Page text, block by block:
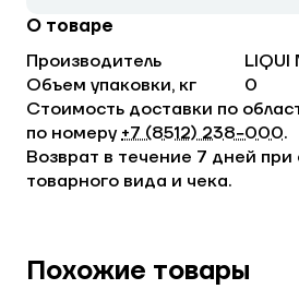
О товаре
Производитель
LIQUI
Объем упаковки, кг
0
Стоимость доставки по
по номеру +7 (8512) 238−000.
Возврат в течение 7 дней при
товарного вида и чека.
Похожие товары